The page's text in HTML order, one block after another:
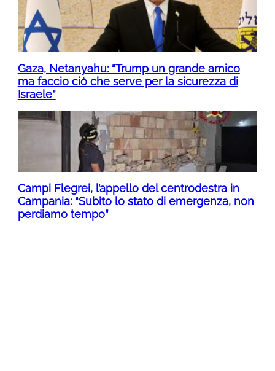
Gaza, Netanyahu: “Trump un grande amico
ma faccio ciò che serve per la sicurezza di
Israele”
Campi Flegrei, l’appello del centrodestra in
Campania: “Subito lo stato di emergenza, non
perdiamo tempo”